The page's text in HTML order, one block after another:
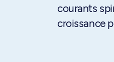
courants
croissance